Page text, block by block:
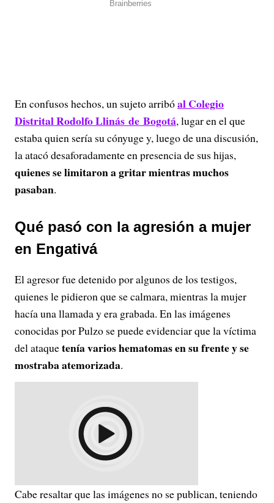
En confusos hechos, un sujeto arribóal Colegio
Distrital Rodolfo Llinás de Bogotá, lugar en el que
estaba quien sería su cónyuge y, luego de una discusión,
la atacó desaforadamente en presencia de sus hijas,
quienes se limitaron a gritar mientras muchos
pasaban.
Qué pasó con la agresión a mujer
en Engativá
El agresor fue detenido por algunos de los testigos,
quienes le pidieron que se calmara, mientras la mujer
hacía una llamada y era grabada. En las imágenes
conocidas por Pulzo se puede evidenciar que la víctima
del ataquetenía varios hematomas en su frente y se
mostraba atemorizada.
Cabe resaltar que las imágenes no se publican, teniendo